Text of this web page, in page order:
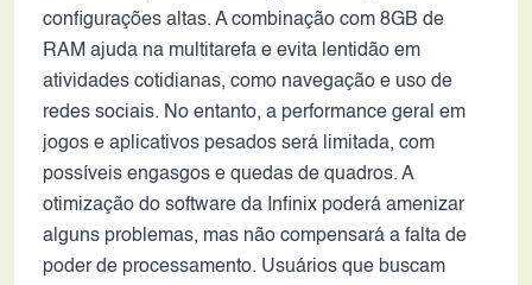
configurações altas. A combinação com 8GB de
RAM ajuda na multitarefa e evita lentidão em
atividades cotidianas, como navegação e uso de
redes sociais. No entanto, a performance geral em
jogos e aplicativos pesados será limitada, com
possíveis engasgos e quedas de quadros. A
otimização do software da Infinix poderá amenizar
alguns problemas, mas não compensará a falta de
poder de processamento. Usuários que buscam